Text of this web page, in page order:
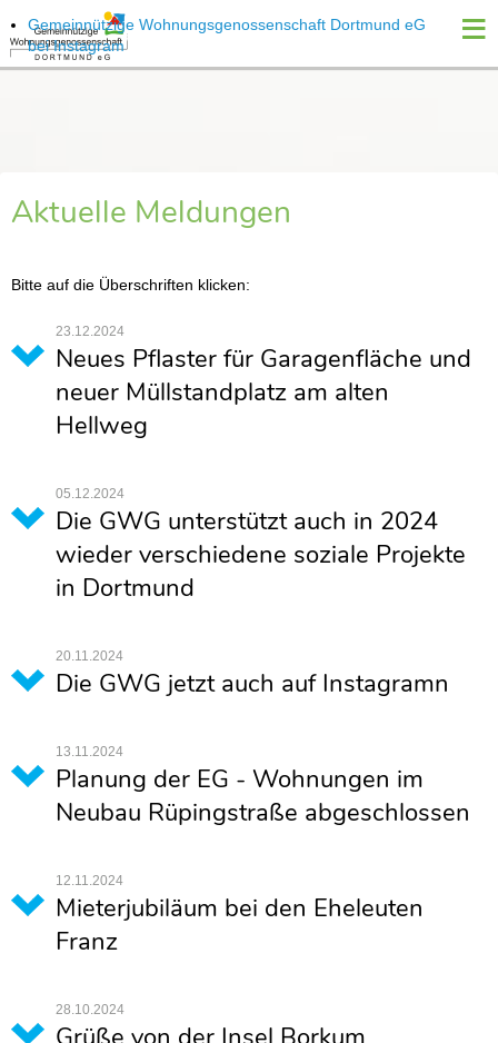
≡
Gemeinnützige Wohnungsgenossenschaft Dortmund eG
bei Instagram
Aktuelle Meldungen
Bitte auf die Überschriften klicken:
23.12.2024
Neues Pflaster für Garagenfläche und
neuer Müllstandplatz am alten
Hellweg
05.12.2024
Die GWG unterstützt auch in 2024
wieder verschiedene soziale Projekte
in Dortmund
20.11.2024
Die GWG jetzt auch auf Instagramn
13.11.2024
Planung der EG - Wohnungen im
Neubau Rüpingstraße abgeschlossen
12.11.2024
Mieterjubiläum bei den Eheleuten
Franz
28.10.2024